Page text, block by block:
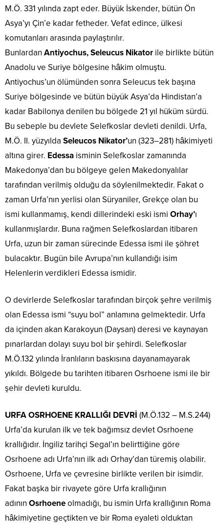
M.Ö. 331 yılında zapt eder. Büyük İskender, bütün Ön
Asya’yı Çin’e kadar fetheder. Vefat edince, ülkesi
komutanları arasında paylaştırılır.
Bunlardan Antiyochus,Seleucus Nikator ile birlikte bütün
Anadolu ve Suriye bölgesine hâkim olmuştu.
Antiyochus’un ölümünden sonra Seleucus tek başına
Suriye bölgesinde ve bütün büyük Asya’da Hindistan’a
kadar Babilonya denilen bu bölgede 21 yıl hüküm sürdü.
Bu sebeple bu devlete Selefkoslar devleti denildi. Urfa,
M.Ö. II. yüzyılda Seleucos Nikator’un (323–281) hâkimiyeti
altına girer. Edessa isminin Selefkoslar zamanında
Makedonya’dan bu bölgeye gelen Makedonyalılar
tarafından verilmiş olduğu da söylenilmektedir. Fakat o
zaman Urfa’nın yerlisi olan Süryaniler, Grekçe olan bu
ismi kullanmamış, kendi dillerindeki eski ismi Orhay’ı
kullanmışlardır. Buna rağmen Selefkoslardan itibaren
Urfa, uzun bir zaman sürecinde Edessa ismi ile şöhret
bulacaktır. Bugün bile Avrupa’nın kullandığı isim
Helenlerin verdikleri Edessa ismidir.
O devirlerde Selefkoslar tarafından birçok şehre verilmiş
olan Edessa ismi “suyu bol” anlamına gelmektedir. Urfa
da içinden akan Karakoyun (Daysan) deresi ve kaynayan
pınarlardan dolayı suyu bol bir şehirdi. Selefkoslar
M.Ö.132 yılında İranlıların baskısına dayanamayarak
yıkıldı. Bölgede bu tarihten itibaren Osrhoene ismi ile bir
şehir devleti kuruldu.
URFA OSRHOENE KRALLIĞI DEVRİ (M.Ö.132 – M.S.244)
Urfa’da kurulan ilk ve tek bağımsız devlet Osrhoene
krallığıdır. İngiliz tarihçi Segal’ın belirttiğine göre
Osrhoene adı Urfa’nın ilk adı Orhay’dan türemiş olabilir.
Osrhoene, Urfa ve çevresine birlikte verilen bir isimdir.
Fakat başka bir rivayete göre Urfa krallığının
adının Osrhoeneolmadığı, bu ismin Urfa krallığının Roma
hâkimiyetine geçtikten ve bir Roma eyaleti olduktan